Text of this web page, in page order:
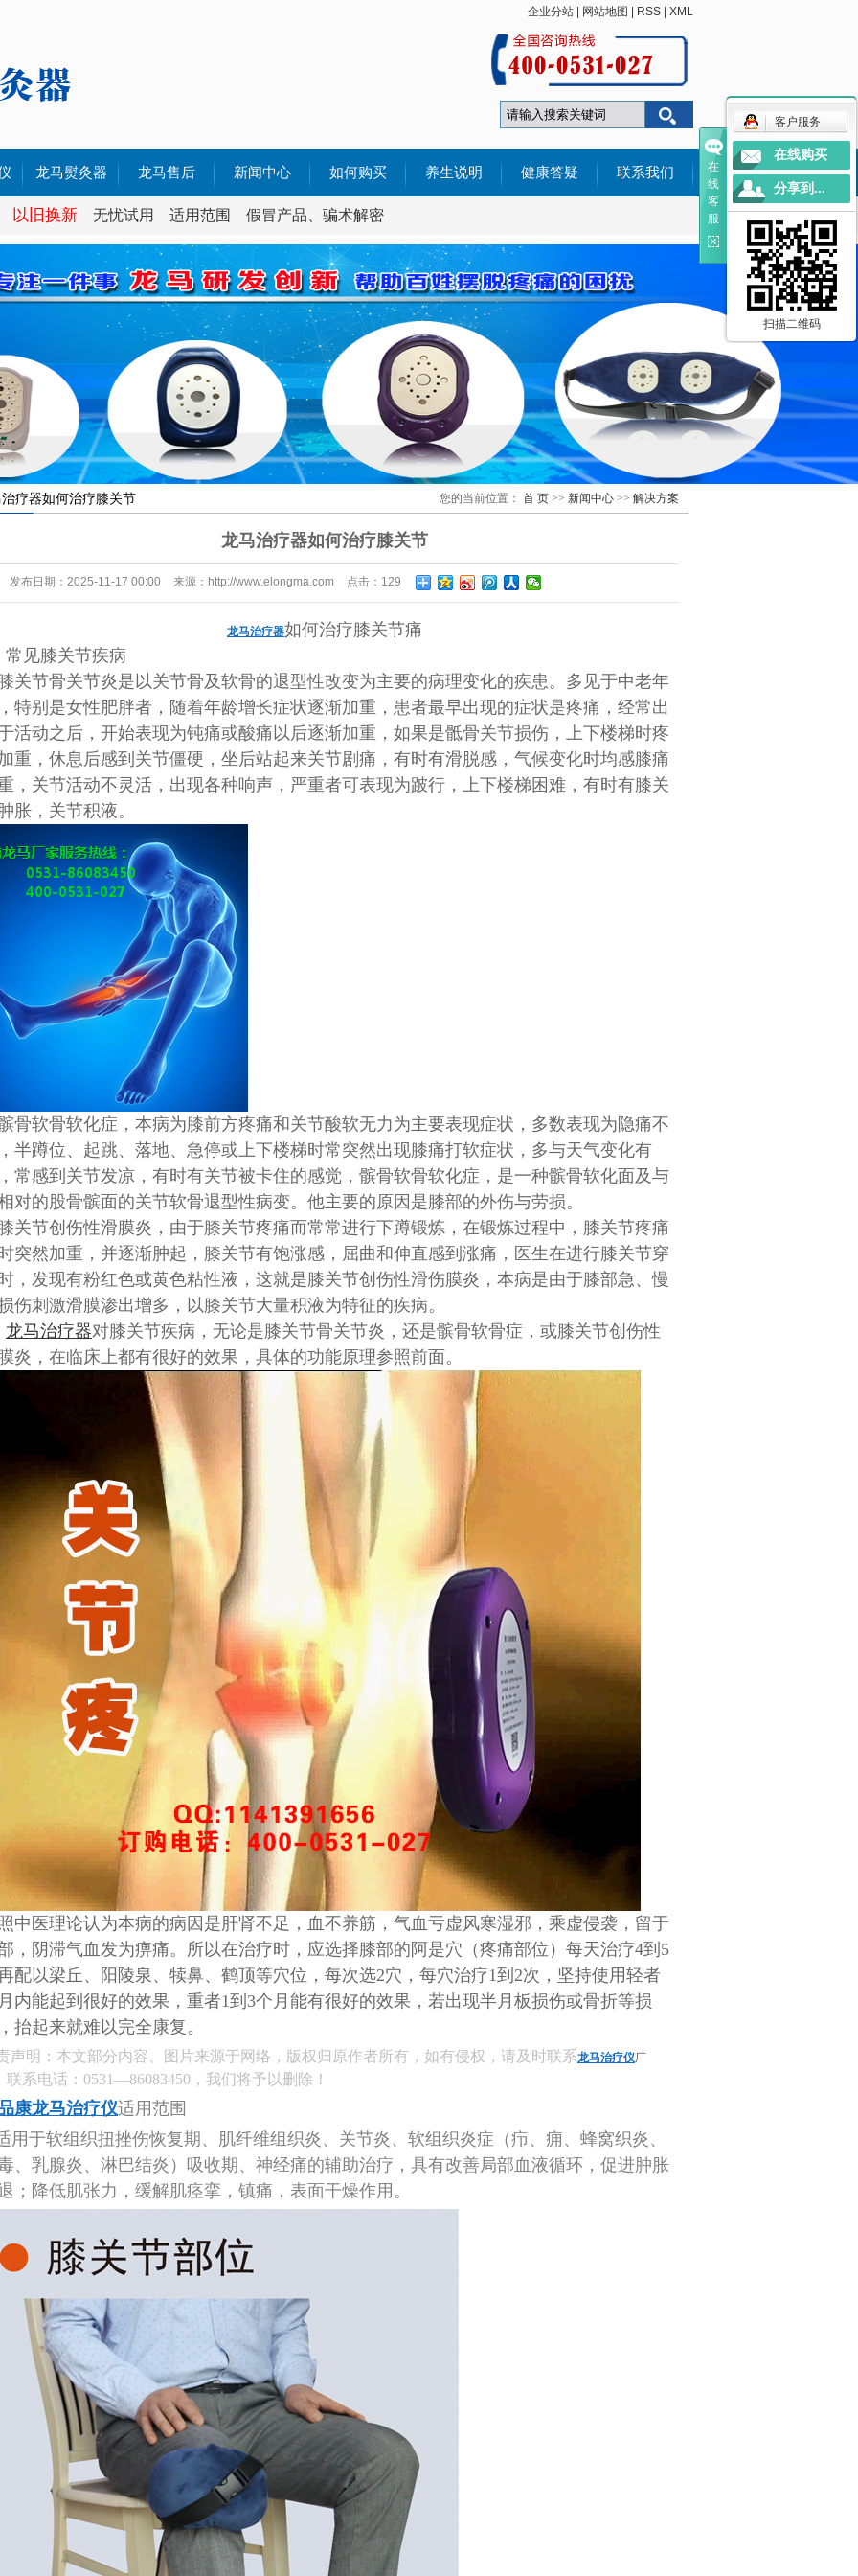
企业分站 网站地图 RSS XML
70
龙马熨灸器
加强型RF70
加强型 QF680
加强型QF580
加强型QF380
龙马售后
售后政策
售后服务
新闻中心
公司新闻
行业新闻
解决方案
如何购买 养生说明 健康答疑 联系我们
以旧换新 无忧试用 适用范围 假冒产品、骗术解密
疗器如何治疗膝关节 您的当前位置： 首 页 >> 新闻中心 >> 解决方案
龙马治疗器如何治疗膝关节
发布日期： 2025-11-17 00:00 来源： http://www.elongma.com 点击： 129
龙马治疗器如何治疗膝关节痛
常见膝关节疾病
关节骨关节炎是以关节骨及软骨的退型性改变为主要的病理变化的疾患。多见于中老年
特别是女性肥胖者，随着年龄增长症状逐渐加重，患者最早出现的症状是疼痛，经常出
活动之后，开始表现为钝痛或酸痛以后逐渐加重，如果是骶骨关节损伤，上下楼梯时疼
重，休息后感到关节僵硬，坐后站起来关节剧痛，有时有滑脱感，气候变化时均感膝痛
，关节活动不灵活，出现各种响声，严重者可表现为跛行，上下楼梯困难，有时有膝关
胀，关节积液。
骨软骨软化症，本病为膝前方疼痛和关节酸软无力为主要表现症状，多数表现为隐痛不
半蹲位、起跳、落地、急停或上下楼梯时常突然出现膝痛打软症状，多与天气变化有
常感到关节发凉，有时有关节被卡住的感觉，髌骨软骨软化症，是一种髌骨软化面及与
对的股骨髌面的关节软骨退型性病变。他主要的原因是膝部的外伤与劳损。
关节创伤性滑膜炎，由于膝关节疼痛而常常进行下蹲锻炼，在锻炼过程中，膝关节疼痛
突然加重，并逐渐肿起，膝关节有饱涨感，屈曲和伸直感到涨痛，医生在进行膝关节穿
，发现有粉红色或黄色粘性液，这就是膝关节创伤性滑伤膜炎，本病是由于膝部急、慢
伤刺激滑膜渗出增多，以膝关节大量积液为特征的疾病。
龙马治疗器对膝关节疾病，无论是膝关节骨关节炎，还是髌骨软骨症，或膝关节创伤性
炎，在临床上都有很好的效果，具体的功能原理参照前面。
中医理论认为本病的病因是肝肾不足，血不养筋，气血亏虚风寒湿邪，乘虚侵袭，留于
，阴滞气血发为痹痛。所以在治疗时，应选择膝部的阿是穴（疼痛部位）每天治疗4到5
配以梁丘、阳陵泉、犊鼻、鹤顶等穴位，每次选2穴，每穴治疗1到2次，坚持使用轻者
内能起到很好的效果，重者1到3个月能有很好的效果，若出现半月板损伤或骨折等损
抬起来就难以完全康复。
声明：本文部分内容、图片来源于网络，版权归原作者所有，如有侵权，请及时联系龙马治疗仪厂
联系电话：0531—86083450，我们将予以删除！
康龙马治疗仪适用范围
于软组织扭挫伤恢复期、肌纤维组织炎、关节炎、软组织炎症（疖、痈、蜂窝织炎、
、乳腺炎、淋巴结炎）吸收期、神经痛的辅助治疗，具有改善局部血液循环，促进肿胀
；降低肌张力，缓解肌痉挛，镇痛，表面干燥作用。
在
线
客
服
客户服务
在线购买
分享到...
扫描二维码